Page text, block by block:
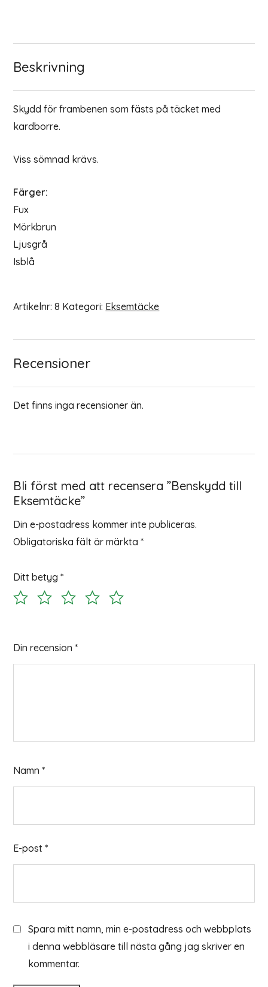
Beskrivning
Skydd för frambenen som fästs på täcket med
kardborre.
Viss sömnad krävs.
Färger:
Fux
Mörkbrun
Ljusgrå
Isblå
Artikelnr:8 Kategori: Eksemtäcke
Recensioner
Det finns inga recensioner än.
Bli först med att recensera ”Benskydd till
Eksemtäcke”
Din e-postadress kommer inte publiceras.
Obligatoriska fält är märkta*
Ditt betyg*
Din recension*
Namn*
E-post*
Spara mitt namn, min e-postadress och webbplats
i denna webbläsare till nästa gång jag skriver en
kommentar.